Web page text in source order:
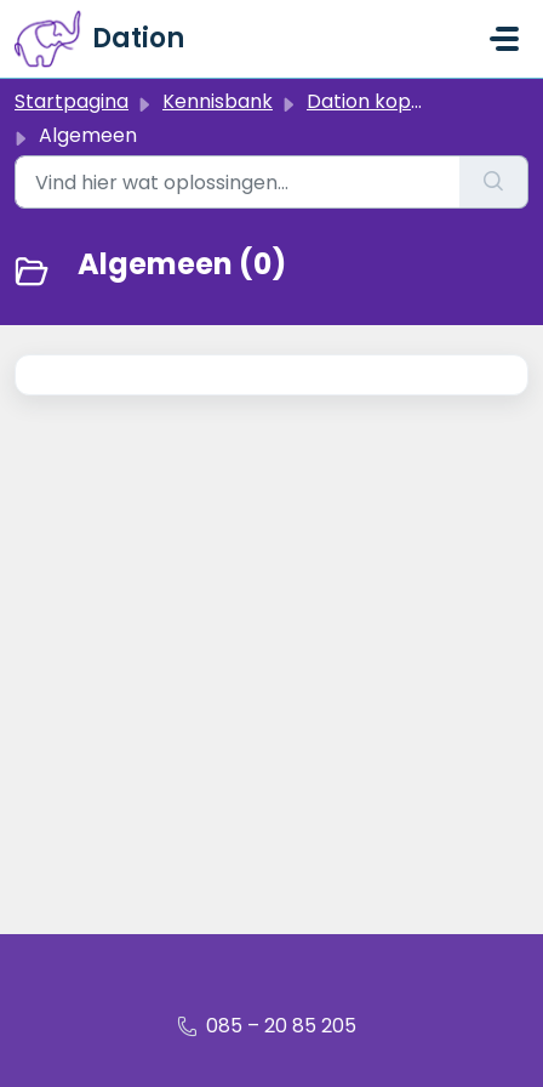
Doorgaan naar hoofdinhoud
Dation
Startpagina Kennisbank
Dation koppelingen
Algemeen
Algemeen (0)
085 – 20 85 205